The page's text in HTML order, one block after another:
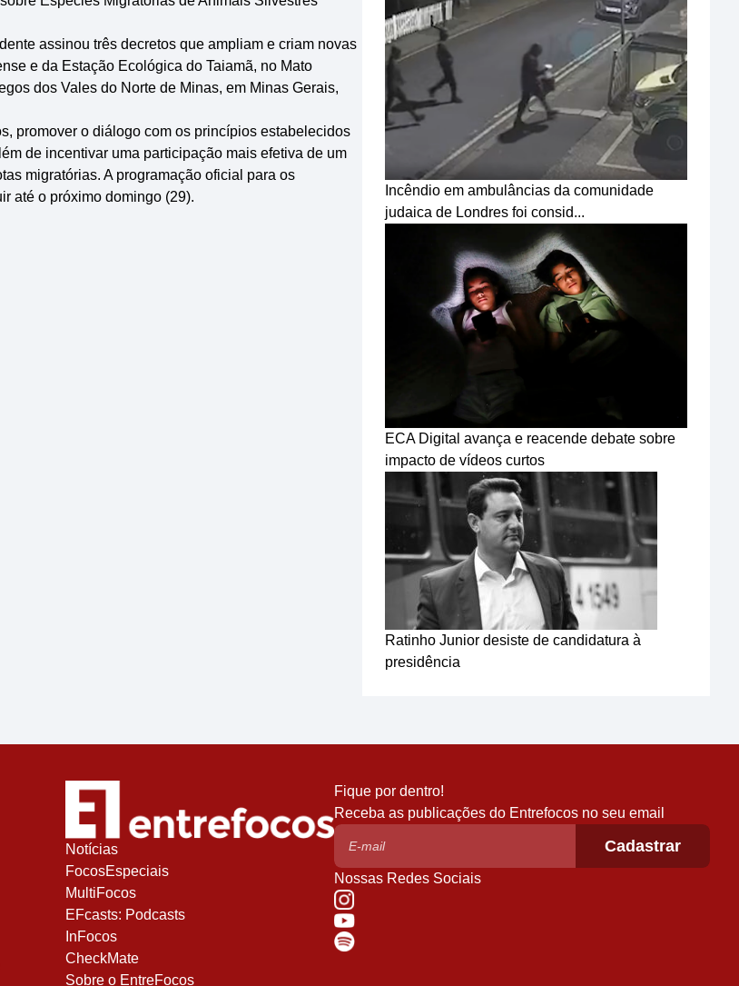
assinou três decretos que ampliam e criam novas
e da Estação Ecológica do Taiamã, no Mato
dos Vales do Norte de Minas, em Minas Gerais,
promover o diálogo com os princípios estabelecidos
de incentivar uma participação mais efetiva de um
migratórias. A programação oficial para os
até o próximo domingo (29).
Incêndio em ambulâncias da comunidade
judaica de Londres foi consid...
ECA Digital avança e reacende debate sobre
impacto de vídeos curtos
Ratinho Junior desiste de candidatura à
presidência
Notícias
FocosEspeciais
MultiFocos
EFcasts: Podcasts
InFocos
CheckMate
Sobre o EntreFocos
Fique por dentro!
Receba as publicações do Entrefocos no seu email
Nossas Redes Sociais